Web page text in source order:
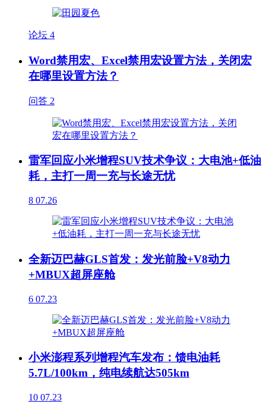
论坛 4
Word禁用宏、Excel禁用宏设置方法，关闭宏
在哪里设置方法？
问答 2
雷军回应小米增程SUV技术争议：大电池+低油
耗，主打一周一充与长途无忧
8 07.26
全新迈巴赫GLS首发：发光前脸+V8动力
+MBUX超屏座舱
6 07.23
小米澎程系列增程汽车发布：馈电油耗
5.7L/100km，纯电续航达505km
10 07.23